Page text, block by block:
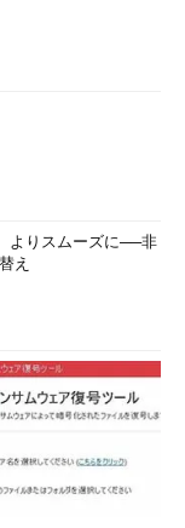
よりスムーズに──非
え